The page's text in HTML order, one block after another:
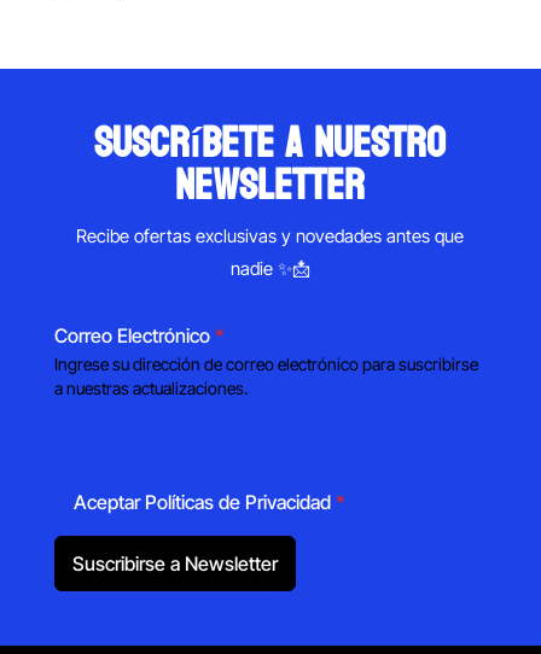
suscríbete a nuestro
newsletter
Recibe ofertas exclusivas y novedades antes que
nadie ✨📩
Correo Electrónico *
Ingrese su dirección de correo electrónico para suscribirse
a nuestras actualizaciones.
Aceptar Políticas de Privacidad *
Suscribirse a Newsletter